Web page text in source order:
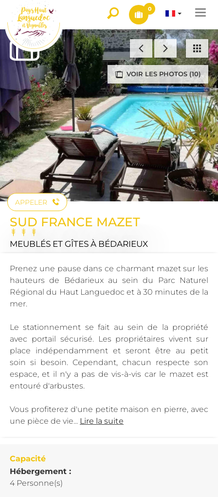
0
VOIR LES PHOTOS (10)
APPELER
SUD FRANCE MAZET
MEUBLÉS ET GÎTES À BÉDARIEUX
Prenez une pause dans ce charmant mazet sur les
hauteurs de Bédarieux au sein du Parc Naturel
Régional du Haut Languedoc et à 30 minutes de la
mer.
Le stationnement se fait au sein de la propriété
avec portail sécurisé. Les propriétaires vivent sur
place indépendamment et seront être au petit
soin si besoin. Cependant, chacun respecte son
espace, et il n'y a pas de vis-à-vis car le mazet est
entouré d'arbustes.
Vous profiterez d'une petite maison en pierre, avec
une pièce de vie... Lire la suite
Capacité
Hébergement :
4 Personne(s)